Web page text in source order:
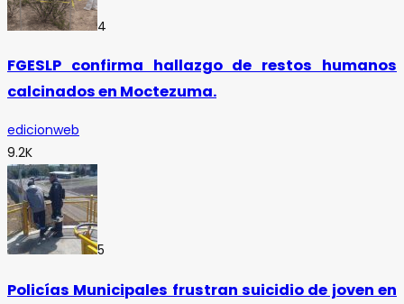
4
FGESLP confirma hallazgo de restos humanos
calcinados en Moctezuma.
edicionweb
9.2K
5
Policías Municipales frustran suicidio de joven en